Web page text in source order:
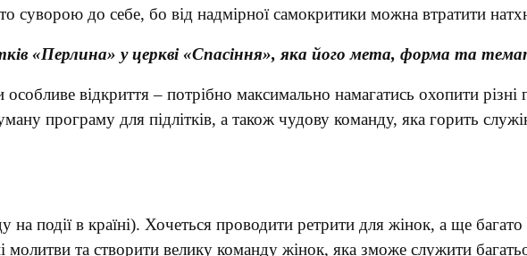
суворою до себе, бо від надмірної самокритики можна втратити
«Перлина» у церкві «Спасіння», яка його мета, форма та
відкриття – потрібно максимально намагатись охопити різні
програму для підлітків, а також чудову команду, яка горить
на події в країні). Хочеться проводити ретрити для жінок, а ще
молитви та створити велику команду жінок, яка зможе служити